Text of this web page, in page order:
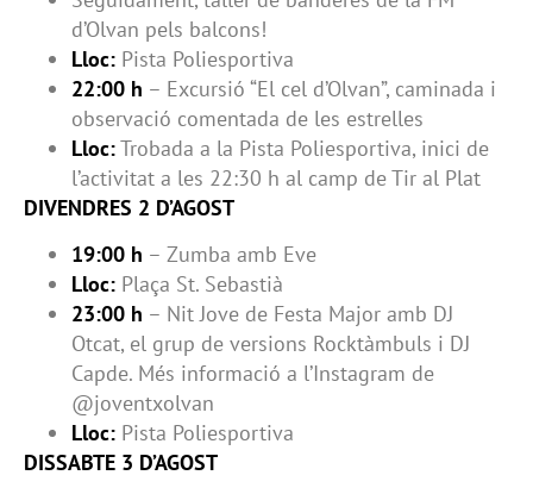
d’Olvan pels balcons!
Lloc: Pista Poliesportiva
22:00 h – Excursió “El cel d’Olvan”, caminada i
observació comentada de les estrelles
Lloc:Trobada a la Pista Poliesportiva, inici de
l’activitat a les 22:30 h al camp de Tir al Plat
DIVENDRES 2 D’AGOST
19:00 h – Zumba amb Eve
Lloc: Plaça St. Sebastià
23:00 h – Nit Jove de Festa Major amb DJ
Otcat, el grup de versions Rocktàmbuls i DJ
Capde. Més informació a l’Instagram de
@joventxolvan
Lloc: Pista Poliesportiva
DISSABTE 3 D’AGOST